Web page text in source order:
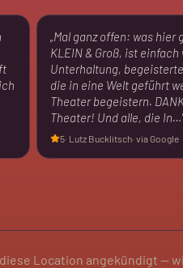
„Mal ganz offen: was hier
KLEIN & Groß, ist einfach
Unterhaltung,
die in eine Welt geführt
Theater begeistern.
Theater! Und alle, die In…"
5· Lutz Bucklitsch· via Google
Location angekündigt —